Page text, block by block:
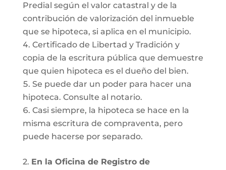
Predial según el valor catastral y de la
contribución de valorización del inmueble
que se hipoteca, si aplica en el municipio.
Certificado de Libertad y Tradición y
copia de la escritura pública que demuestre
que quien hipoteca es el dueño del bien.
Se puede dar un poder para hacer una
hipoteca. Consulte al notario.
Casi siempre, la hipoteca se hace en la
misma escritura de compraventa, pero
puede hacerse por separado.
2. En la Oficina de Registro de